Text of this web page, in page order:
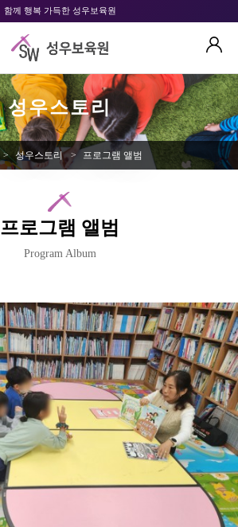
함께 행복 가득한 성우보육원
성우스토리
> 성우스토리 > 프로그램 앨범
프로그램 앨범
Program Album